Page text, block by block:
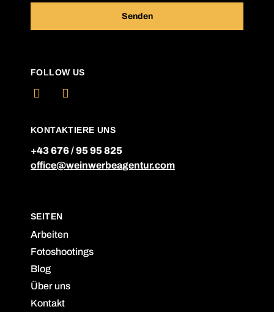
Senden
FOLLOW US
KONTAKTIERE UNS
+43 676 / 95 95 825
office@weinwerbeagentur.com
SEITEN
Arbeiten
Fotoshootings
Blog
Über uns
Kontakt